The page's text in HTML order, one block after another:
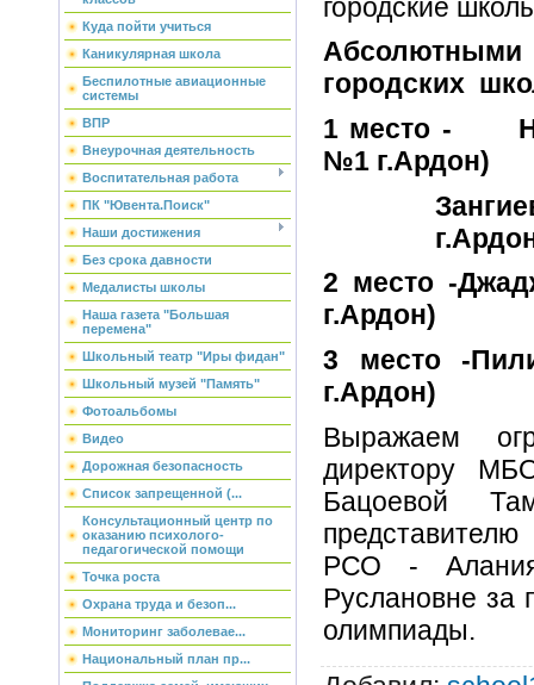
Куда пойти учиться
Каникулярная школа
Беспилотные авиационные
системы
ВПР
Внеурочная деятельность
Воспитательная работа
ПК "Ювента.Поиск"
Наши достижения
Без срока давности
Медалисты школы
Наша газета "Большая
перемена"
Школьный театр "Иры фидан"
Школьный музей "Память"
Фотоальбомы
Видео
Дорожная безопасность
Список запрещенной (...
Консультационный центр по
оказанию психолого-
педагогической помощи
Точка роста
Охрана труда и безоп...
Мониторинг заболевае...
Национальный план пр...
городские
городских
1 место -
№1 г.Ардон)
2 место -
г.Ардон)
3 место -
г.Ардон)
Выражаем
директору
Бацоевой
РСО -
Руслановне за
олимпиады.